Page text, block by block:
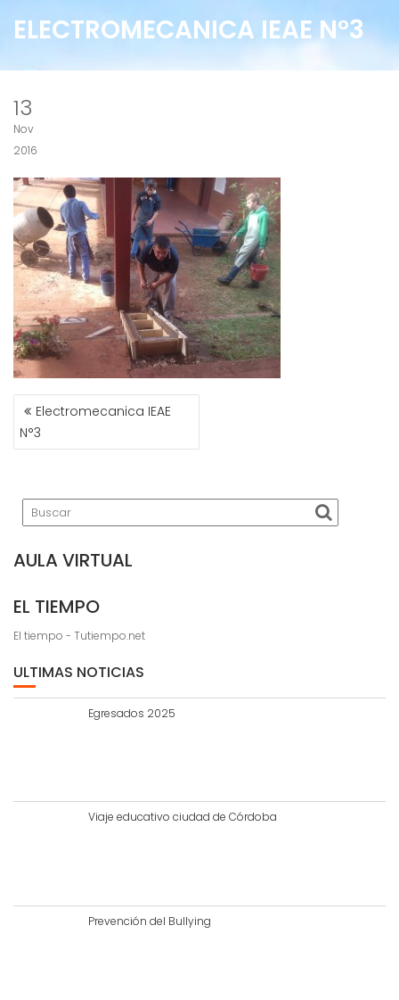
ELECTROMECANICA IEAE N°3
13
Nov
2016
NAVEGACIÓN
DE
ENTRADAS
Electromecanica IEAE
N°3
AULA VIRTUAL
EL TIEMPO
El tiempo - Tutiempo.net
ULTIMAS NOTICIAS
Egresados 2025
Viaje educativo ciudad de Córdoba
Prevención del Bullying